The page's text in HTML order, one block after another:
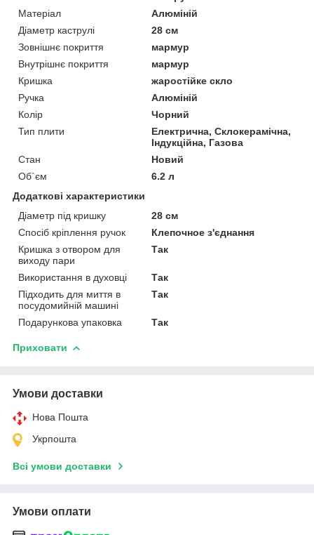
Матеріал
Алюміній
Діаметр каструлі
28 см
Зовнішнє покриття
мармур
Внутрішнє покриття
мармур
Кришка
жаростійке скло
Ручка
Алюміній
Колір
Чорний
Тип плити
Електрична, Склокерамічна,
Індукційна, Газова
Стан
Новий
Об`єм
6.2 л
Додаткові характеристики
Діаметр під кришку
28 см
Спосіб кріплення ручок
Клепочное з'єднання
Кришка з отвором для
виходу пари
Так
Використання в духовці
Так
Підходить для миття в
посудомийній машині
Так
Подарункова упаковка Так
Приховати
Умови доставки
Нова Пошта
Укрпошта
Всі умови доставки
Умови оплати